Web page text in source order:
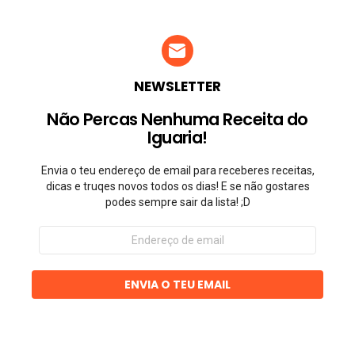
NEWSLETTER
Não Percas Nenhuma Receita do
Iguaria!
Envia o teu endereço de email para receberes receitas,
dicas e truqes novos todos os dias! E se não gostares
podes sempre sair da lista! ;D
Endereço
email
ENVIA O TEU EMAIL